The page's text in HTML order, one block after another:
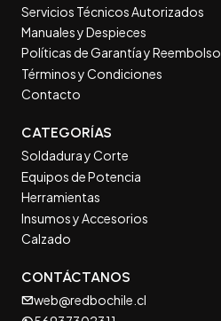
Servicios Técnicos Autorizados
Manuales y Despieces
Políticas de Garantía y Reembolso
Términos y Condiciones
Contacto
CATEGORÍAS
Soldadura y Corte
Equipos de Potencia
Herramientas
Insumos y Accesorios
Calzado
CONTÁCTANOS
web@redbochile.cl